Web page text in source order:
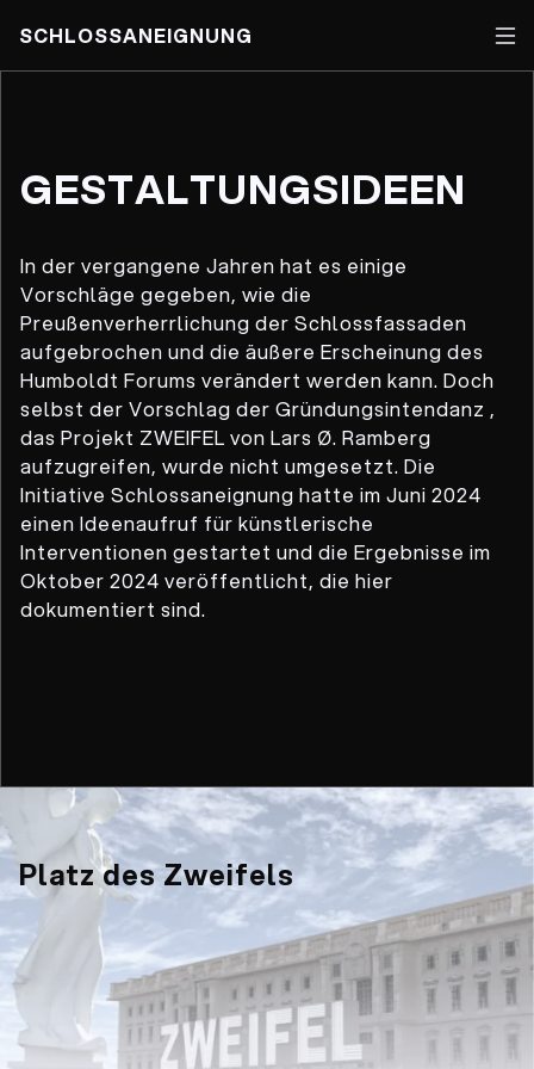
SCHLOSSANEIGNUNG
GESTALTUNGS­IDEEN
In der vergangene Jahren hat es einige
Vorschläge gegeben, wie die
Preußenverherrlichung der Schlossfassaden
aufgebrochen und die äußere Erscheinung des
Humboldt Forums verändert werden kann. Doch
selbst der Vorschlag der Gründungsintendanz ,
das Projekt ZWEIFEL von Lars Ø. Ramberg
aufzugreifen, wurde nicht umgesetzt. Die
Initiative Schlossaneignung hatte im Juni 2024
einen Ideenaufruf für künstlerische
Interventionen gestartet und die Ergebnisse im
Oktober 2024 veröffentlicht, die hier
dokumentiert sind.
Platz des Zweifels